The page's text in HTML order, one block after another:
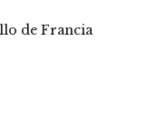
de Francia